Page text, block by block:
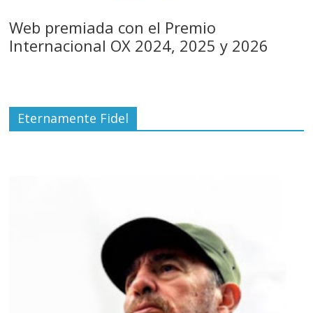
Web premiada con el Premio
Internacional OX 2024, 2025 y 2026
Eternamente Fidel